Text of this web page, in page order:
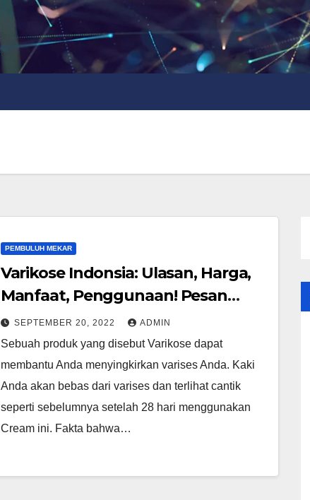
PEMBULUH MEKAR
Varikose Indonsia: Ulasan, Harga,
Manfaat, Penggunaan! Pesan
Sekarang
SEPTEMBER 20, 2022 ADMIN
Sebuah produk yang disebut Varikose dapat
membantu Anda menyingkirkan varises Anda. Kaki
Anda akan bebas dari varises dan terlihat cantik
seperti sebelumnya setelah 28 hari menggunakan
Cream ini. Fakta bahwa…